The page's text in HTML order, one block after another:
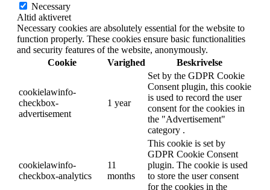
Necessary
Altid aktiveret
Necessary cookies are absolutely essential for the website to
function properly. These cookies ensure basic functionalities
and security features of the website, anonymously.
Cookie
Varighed Beskrivelse
cookielawinfo-
checkbox-
advertisement
1 year
Set by the GDPR Cookie
Consent plugin, this cookie
is used to record the user
consent for the cookies in
the "Advertisement"
category .
cookielawinfo-
checkbox-analytics
11
months
This cookie is set by
GDPR Cookie Consent
plugin. The cookie is used
to store the user consent
for the cookies in the